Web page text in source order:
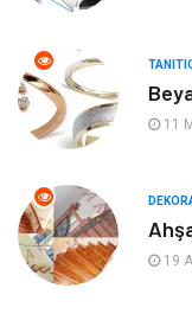
Hediyelik Eşya
Mobilya
Nakliyat
Maden ve Metal
Plastik
11
19